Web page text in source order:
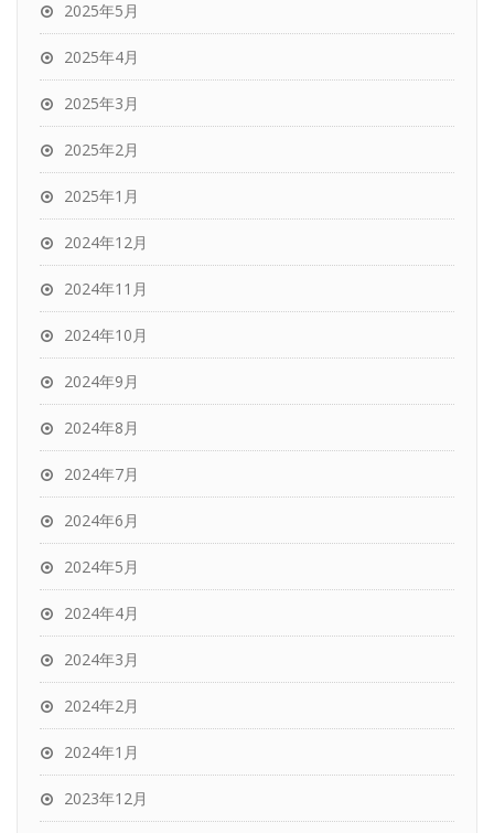
2025年5月
2025年4月
2025年3月
2025年2月
2025年1月
2024年12月
2024年11月
2024年10月
2024年9月
2024年8月
2024年7月
2024年6月
2024年5月
2024年4月
2024年3月
2024年2月
2024年1月
2023年12月